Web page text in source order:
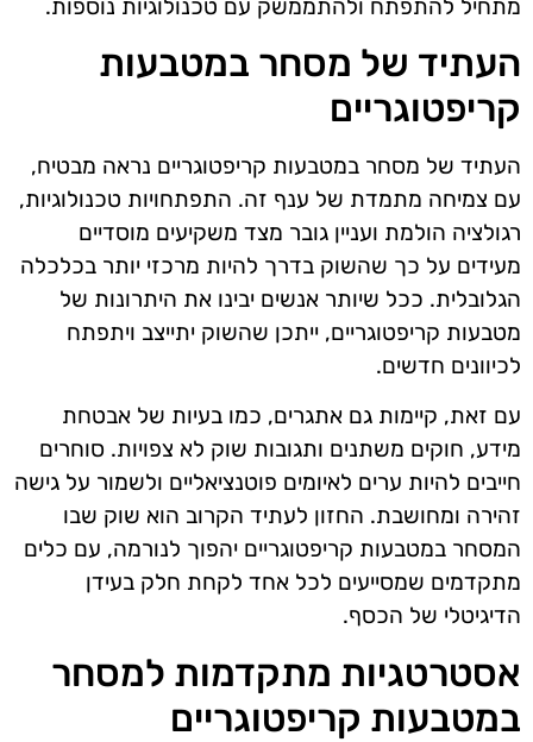
מתחיל להתפתח ולהתממשק עם טכנולוגיות נוספות.
העתיד של מסחר במטבעות
קריפטוגריים
העתיד של מסחר במטבעות קריפטוגריים נראה מבטיח,
עם צמיחה מתמדת של ענף זה. התפתחויות טכנולוגיות,
רגולציה הולמת ועניין גובר מצד משקיעים מוסדיים
מעידים על כך שהשוק בדרך להיות מרכזי יותר בכלכלה
הגלובלית. ככל שיותר אנשים יבינו את היתרונות של
מטבעות קריפטוגריים, ייתכן שהשוק יתייצב ויתפתח
לכיוונים חדשים.
עם זאת, קיימות גם אתגרים, כמו בעיות של אבטחת
מידע, חוקים משתנים ותגובות שוק לא צפויות. סוחרים
חייבים להיות ערים לאיומים פוטנציאליים ולשמור על גישה
זהירה ומחושבת. החזון לעתיד הקרוב הוא שוק שבו
המסחר במטבעות קריפטוגריים יהפוך לנורמה, עם כלים
מתקדמים שמסייעים לכל אחד לקחת חלק בעידן
הדיגיטלי של הכסף.
אסטרטגיות מתקדמות למסחר
במטבעות קריפטוגריים